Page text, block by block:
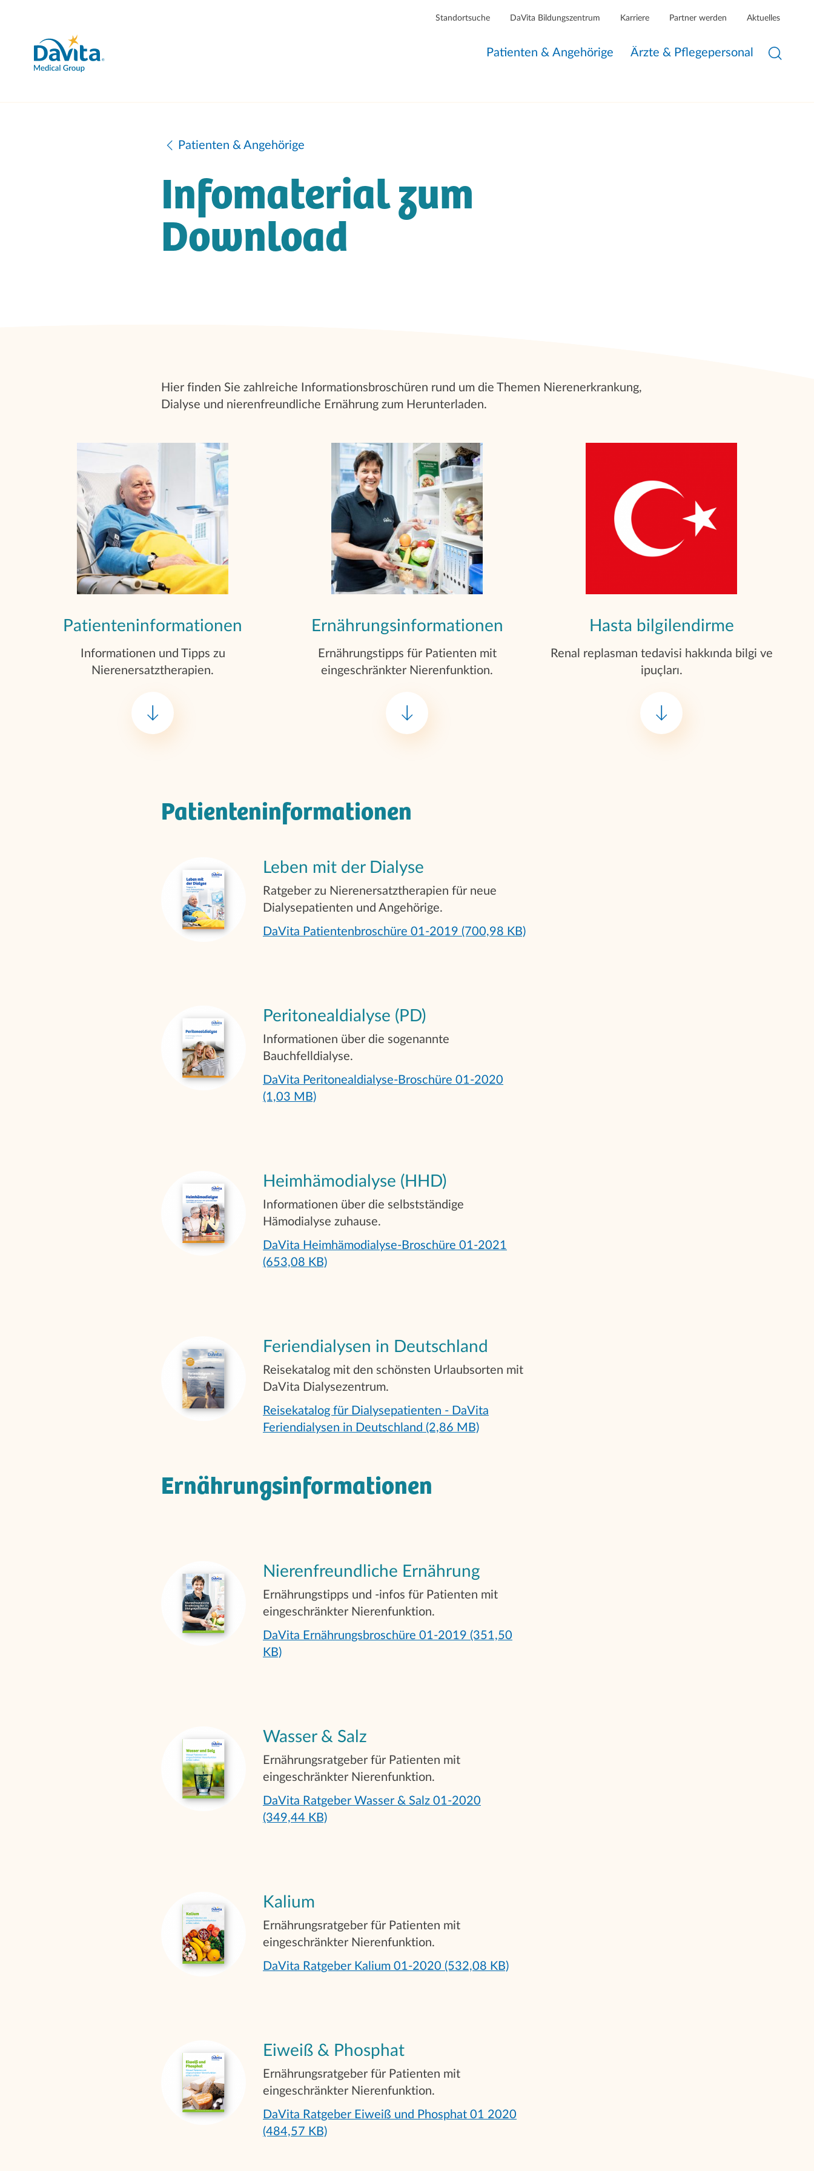
Standortsuche DaVita Bildungszentrum Karriere Partner werden Aktuelles
Patienten & Angehörige Ärzte & Pflegepersonal
Patienten & Angehörige
Infomaterial zum
Download
Hier finden Sie zahlreiche Informationsbroschüren rund um die Themen Nierenerkrankung,
Dialyse und nierenfreundliche Ernährung zum Herunterladen.
Patienteninformationen
Informationen und Tipps zu
Nierenersatztherapien.
Ernährungsinformationen
Ernährungstipps für Patienten mit
eingeschränkter Nierenfunktion.
Hasta bilgilendirme
Renal replasman tedavisi hakkında bilgi ve
ipuçları.
Patienteninformationen
Leben mit der Dialyse
Ratgeber zu Nierenersatztherapien für neue
Dialysepatienten und Angehörige.
DaVita Patientenbroschüre 01-2019 (700,98 KB)
Peritonealdialyse (PD)
Informationen über die sogenannte
Bauchfelldialyse.
DaVita Peritonealdialyse-Broschüre 01-2020
(1,03 MB)
Heimhämodialyse (HHD)
Informationen über die selbstständige
Hämodialyse zuhause.
DaVita Heimhämodialyse-Broschüre 01-2021
(653,08 KB)
Feriendialysen in Deutschland
Reisekatalog mit den schönsten Urlaubsorten mit
DaVita Dialysezentrum.
Reisekatalog für Dialysepatienten - DaVita
Feriendialysen in Deutschland (2,86 MB)
Ernährungsinformationen
Nierenfreundliche Ernährung
Ernährungstipps und -infos für Patienten mit
eingeschränkter Nierenfunktion.
DaVita Ernährungsbroschüre 01-2019 (351,50
KB)
Wasser & Salz
Ernährungsratgeber für Patienten mit
eingeschränkter Nierenfunktion.
DaVita Ratgeber Wasser & Salz 01-2020
(349,44 KB)
Kalium
Ernährungsratgeber für Patienten mit
eingeschränkter Nierenfunktion.
DaVita Ratgeber Kalium 01-2020 (532,08 KB)
Eiweiß & Phosphat
Ernährungsratgeber für Patienten mit
eingeschränkter Nierenfunktion.
DaVita Ratgeber Eiweiß und Phosphat 01 2020
(484,57 KB)